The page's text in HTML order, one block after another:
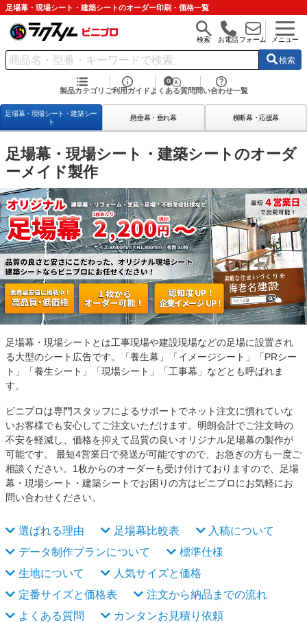
足場幕・現場シート・建築シートのオーダー印刷・価格一覧
検索 お電話フォーム メニュー
検索
製品カテゴリ ご利用ガイド よくある質問 問い合わせ一覧
足場幕・現場シート・建築シー
ト
懸垂幕・垂れ幕 横断幕・応援幕
足場幕・現場シート・建築シートのオーダ
ーメイド製作
足場幕・現場シートとは工事現場や建設現場などの足場に設置され
る大型のシート広告です。「養生幕」「イメージシート」「PRシー
ト」「養生シート」「現場シート」「工事幕」などとも呼ばれま
す。
ビニプロは専門スタッフによるサポートでネット注文に慣れていな
いお客様でも安心してご注文いただけます。明朗会計でご注文時の
不安を軽減し、価格を抑えて品質の良いオリジナル足場幕の製作が
可能です。 最短4営業日で発送が可能ですので、お急ぎの方も一度ご
相談ください。1枚からのオーダーも受け付けておりますので、足場
幕・現場シート・建築シートでお困りの方はビニプロにお気軽にお
問い合わせください。
選ばれる理由 足場幕比較表
入稿について
データ制作プランについて
標準仕様
生地について
人気サイズと価格
定番サイズと価格表
注文から納品までの流れ
よくある質問
カンタンお見積り依頼